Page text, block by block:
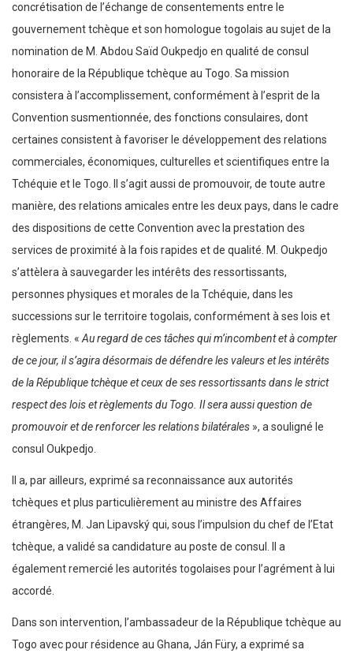
concrétisation de l’échange de consentements entre le
gouvernement tchèque et son homologue togolais au sujet de la
nomination de M. Abdou Saïd Oukpedjo en qualité de consul
honoraire de la République tchèque au Togo. Sa mission
consistera à l’accomplissement, conformément à l’esprit de la
Convention susmentionnée, des fonctions consulaires, dont
certaines consistent à favoriser le développement des relations
commerciales, économiques, culturelles et scientifiques entre la
Tchéquie et le Togo. Il s’agit aussi de promouvoir, de toute autre
manière, des relations amicales entre les deux pays, dans le cadre
des dispositions de cette Convention avec la prestation des
services de proximité à la fois rapides et de qualité. M. Oukpedjo
s’attèlera à sauvegarder les intérêts des ressortissants,
personnes physiques et morales de la Tchéquie, dans les
successions sur le territoire togolais, conformément à ses lois et
règlements. « Au regard de ces tâches qui m’incombent et à compter
de ce jour, il s’agira désormais de défendre les valeurs et les intérêts
de la République tchèque et ceux de ses ressortissants dans le strict
respect des lois et règlements du Togo. Il sera aussi question de
promouvoir et de renforcer les relations bilatérales », a souligné le
consul Oukpedjo.
Il a, par ailleurs, exprimé sa reconnaissance aux autorités
tchèques et plus particulièrement au ministre des Affaires
étrangères, M. Jan Lipavský qui, sous l’impulsion du chef de l’Etat
tchèque, a validé sa candidature au poste de consul. Il a
également remercié les autorités togolaises pour l’agrément à lui
accordé.
Dans son intervention, l’ambassadeur de la République tchèque au
Togo avec pour résidence au Ghana, Ján Füry, a exprimé sa